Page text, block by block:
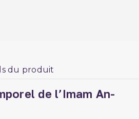
du produit
de l’Imam An-